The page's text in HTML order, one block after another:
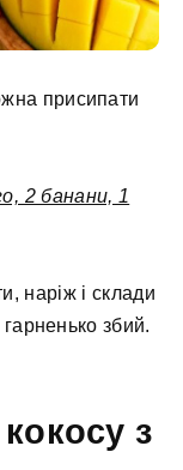
присипати
2 банани, 1
наріж і склади
збий.
з